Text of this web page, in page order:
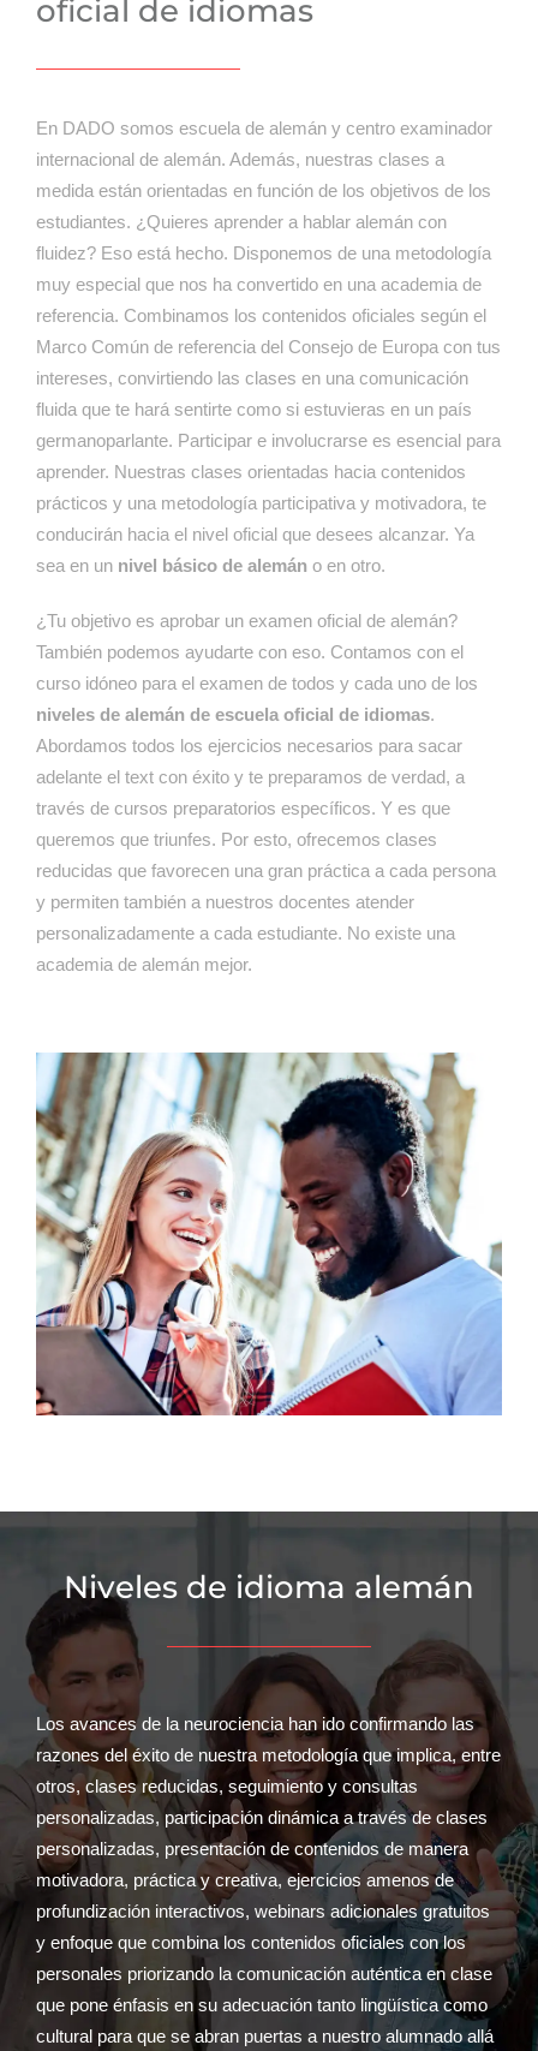
oficial de idiomas
En DADO somos escuela de alemán y centro examinador
internacional de alemán. Además, nuestras clases a
medida están orientadas en función de los objetivos de los
estudiantes. ¿Quieres aprender a hablar alemán con
fluidez? Eso está hecho. Disponemos de una metodología
muy especial que nos ha convertido en una academia de
referencia. Combinamos los contenidos oficiales según el
Marco Común de referencia del Consejo de Europa con tus
intereses, convirtiendo las clases en una comunicación
fluida que te hará sentirte como si estuvieras en un país
germanoparlante. Participar e involucrarse es esencial para
aprender. Nuestras clases orientadas hacia contenidos
prácticos y una metodología participativa y motivadora, te
conducirán hacia el nivel oficial que desees alcanzar. Ya
sea en un nivel básico de alemán o en otro.
¿Tu objetivo es aprobar un examen oficial de alemán?
También podemos ayudarte con eso. Contamos con el
curso idóneo para el examen de todos y cada uno de los
niveles de alemán de escuela oficial de idiomas.
Abordamos todos los ejercicios necesarios para sacar
adelante el text con éxito y te preparamos de verdad, a
través de cursos preparatorios específicos. Y es que
queremos que triunfes. Por esto, ofrecemos clases
reducidas que favorecen una gran práctica a cada persona
y permiten también a nuestros docentes atender
personalizadamente a cada estudiante. No existe una
academia de alemán mejor.
Niveles de idioma alemán
Los avances de la neurociencia han ido confirmando las
razones del éxito de nuestra metodología que implica, entre
otros, clases reducidas, seguimiento y consultas
personalizadas, participación dinámica a través de clases
personalizadas, presentación de contenidos de manera
motivadora, práctica y creativa, ejercicios amenos de
profundización interactivos, webinars adicionales gratuitos
y enfoque que combina los contenidos oficiales con los
personales priorizando la comunicación auténtica en clase
que pone énfasis en su adecuación tanto lingüística como
cultural para que se abran puertas a nuestro alumnado allá